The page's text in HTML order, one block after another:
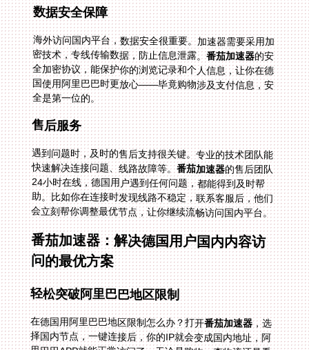
数据安全保障
海外访问国内平台，数据安全很重要。加速器需要采用加
密技术，专线传输数据，防止信息泄露。番茄加速器的安
全加密协议，能保护你的浏览记录和个人信息，让你在德
国使用阿里巴巴时更放心——毕竟购物涉及支付信息，安
全是第一位的。
售后服务
遇到问题时，及时的售后支持很关键。专业的技术团队能
快速解决连接问题、线路故障等。番茄加速器的售后团队
24小时在线，德国用户遇到任何问题，都能得到及时帮
助。比如你在连接时发现线路不稳定，联系客服后，他们
会立刻帮你调整最优节点，让你继续流畅访问国内平台。
番茄加速器：解决德国用户国内内容访
问的最优方案
轻松突破阿里巴巴地区限制
在德国用阿里巴巴地区限制怎么办？打开番茄加速器，选
择国内节点，一键连接后，你的IP就会变成国内地址，阿
里巴巴APP就能正常访问了。无论是购物、查物流还是看
商品详情，都和在国内一样流畅。比如你在德国的柏林，